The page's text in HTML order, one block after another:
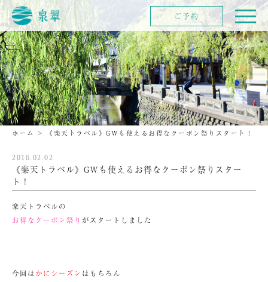
ホーム > 《楽天トラベル》GWも使えるお得なクーポン祭りスタート！
2016.02.02
《楽天トラベル》GWも使えるお得なクーポン祭りスター
ト！
楽天トラベルの
お得なクーポン祭り がスタートしました
今回は かにシーズン はもちろん
ご予約